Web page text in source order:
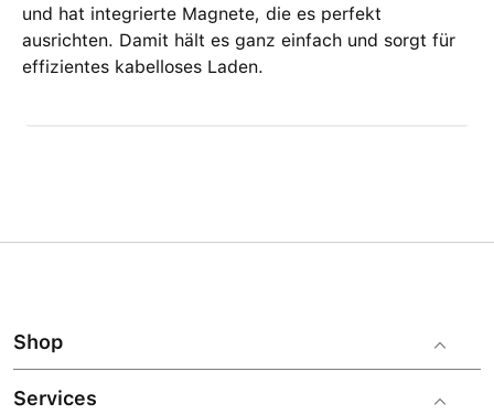
und hat integrierte Magnete, die es perfekt
ausrichten. Damit hält es ganz einfach und sorgt für
effizientes kabelloses Laden.
Shop
Services